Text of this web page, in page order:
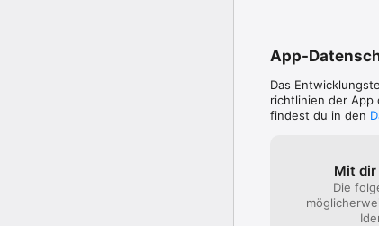
App-
Das
richtlinien der App
findest du in den
Mit
Die